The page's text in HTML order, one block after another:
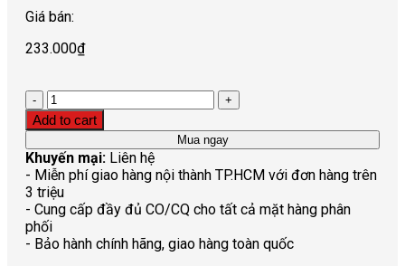
Giá bán:
233.000₫
Quantity
Add to cart
Mua ngay
Khuyến mại: Liên hệ
- Miễn phí giao hàng nội thành TP.HCM với đơn hàng trên
3 triệu
- Cung cấp đầy đủ CO/CQ cho tất cả mặt hàng phân
phối
- Bảo hành chính hãng, giao hàng toàn quốc